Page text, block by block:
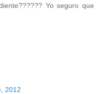
Yo seguro que
2012